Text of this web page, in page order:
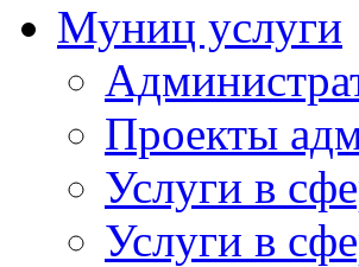
Муниц услуги
Проекты
Услуги в
Услуги в